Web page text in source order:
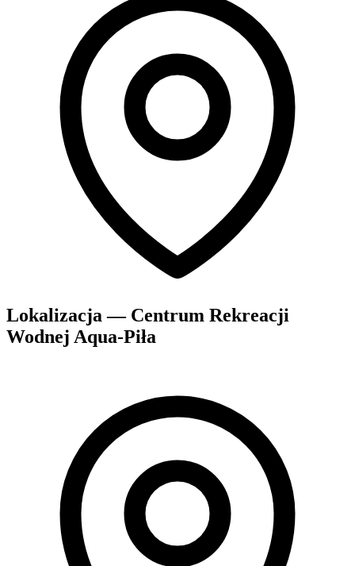
Lokalizacja — Centrum Rekreacji
Wodnej Aqua-Piła